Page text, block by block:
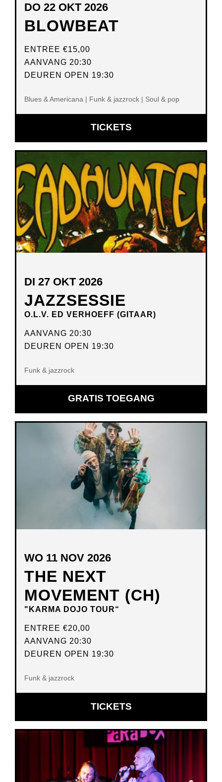
BLOWBEAT
DO 22 OKT 2026
ENTREE €15,00
AANVANG 20:30
DEUREN OPEN 19:30
Blues & Americana | Funk & jazzrock | Soul & pop
TICKETSOPENT
IN
VENSTER
JAZZSESSIE
O.L.V. ED VERHOEFF (GITAAR)
DI 27 OKT 2026
AANVANG 20:30
DEUREN OPEN 19:30
Funk & jazzrock
GRATIS TOEGANG
THE NEXT
MOVEMENT (CH)
"KARMA DOJO TOUR“
WO 11 NOV 2026
ENTREE €20,00
AANVANG 20:30
DEUREN OPEN 19:30
Funk & jazzrock
TICKETSOPENT
IN
NIEUW
VENSTER